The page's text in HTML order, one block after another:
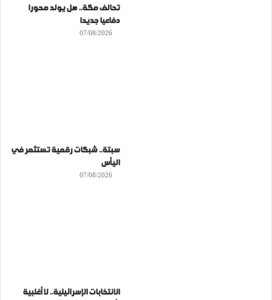
تحالف مكة.. هل يولد محورا
دفاعيا جديدا
07/08/2026
سبتة.. شبكات رقمية تستثمر في
اليأس
07/08/2026
الانتخابات الإسرائيلية.. لا أغلبية